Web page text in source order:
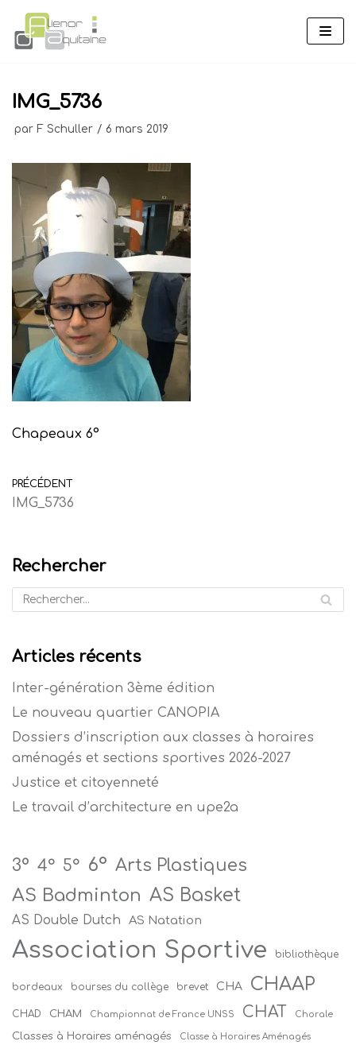
Aller
au
IMG_5736
par F Schuller 6 mars 2019
Chapeaux 6°
PRÉCÉDENT
IMG_5736
Rechercher
Articles récents
Inter-génération 3ème édition
Le nouveau quartier CANOPIA
Dossiers d’inscription aux classes à horaires
aménagés et sections sportives 2026-2027
Justice et citoyenneté
Le travail d’architecture en upe2a
3° 4° 5° 6° Arts Plastiques
AS Badminton AS Basket
AS Double Dutch AS Natation
Association Sportive bibliothèque
bordeaux bourses du collège brevet CHA CHAAP
CHAD CHAM Championnat de France UNSS CHAT Chorale
Classes à Horaires aménagés Classe à Horaires Aménagés